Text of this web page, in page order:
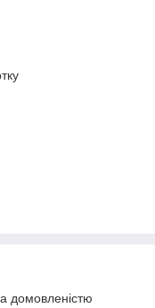
домовленістю